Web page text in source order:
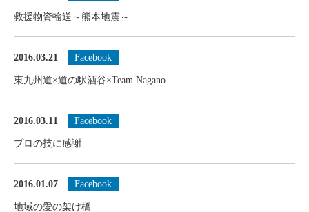
救援物資輸送～熊本地震～
2016.03.21 Facebook
東九州道×道の駅酒谷×Team Nagano
2016.03.11 Facebook
プロの技に感謝
2016.01.07 Facebook
地域の愛の架け橋